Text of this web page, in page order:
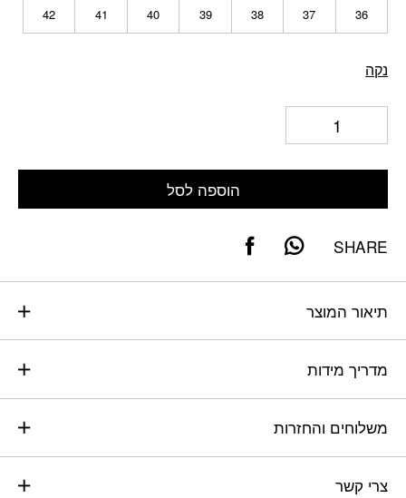
36
37
38
39
40
41
42
נקה
הוספה לסל
SHARE
תיאור המוצר
מדריך מידות
משלוחים והחזרות
צרי קשר